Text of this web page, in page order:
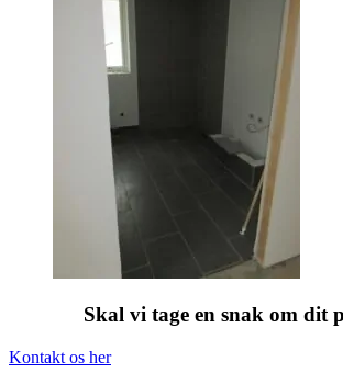
Skal vi tage en snak om dit
Kontakt os her